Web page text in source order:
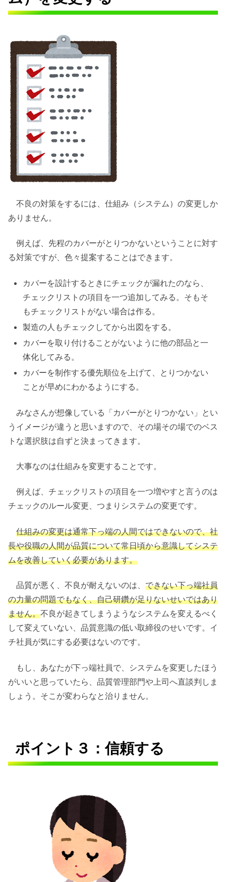
不良の対策をするには、仕組み（システム）の変更しか
ありません。
例えば、先程のカバーがとりつかないということに対す
る対策ですが、色々提案することはできます。
カバーを設計するときにチェックが漏れたのなら、
チェックリストの項目を一つ追加してみる。そもそ
もチェックリストがない場合は作る。
製造の人もチェックしてから出図をする。
カバーを取り付けることがないように他の部品と一
体化してみる。
カバーを制作する優先順位を上げて、とりつかない
ことが早めにわかるようにする。
みなさんが想像している「カバーがとりつかない」とい
うイメージが違うと思いますので、その場その場でのベス
トな選択肢は自ずと決まってきます。
大事なのは仕組みを変更することです。
例えば、チェックリストの項目を一つ増やすと言うのは
チェックのルール変更、つまりシステムの変更です。
仕組みの変更は通常下っ端の人間ではできないので、社
長や役職の人間が品質について常日頃から意識してシステ
ムを改善していく必要があります。
品質が悪く、不良が耐えないのは、 できない下っ端社員
の力量の問題でもなく、自己研鑽が足りないせいではあり
ません。不良が起きてしまうようなシステムを変えるべく
して変えていない、品質意識の低い取締役のせいです。イ
チ社員が気にする必要はないのです。
もし、あなたが下っ端社員で、システムを変更したほう
がいいと思っていたら、品質管理部門や上司へ直談判しま
しょう。そこが変わらなと治りません。
ポイント３：信頼する